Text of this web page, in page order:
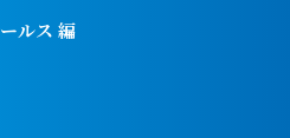
ルス 編